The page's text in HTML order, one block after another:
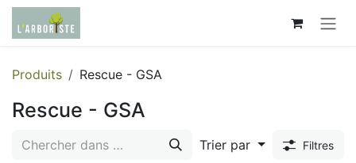
Se rendre au contenu
Produits Rescue - GSA
Rescue - GSA
Trier par Filtres